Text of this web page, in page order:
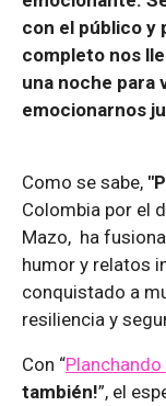
con el público y
completo nos
una noche para
emocionarnos
Como se sabe,
Colombia por el
Mazo, ha
humor y relatos
conquistado a
resiliencia y
Con “
también!”, el